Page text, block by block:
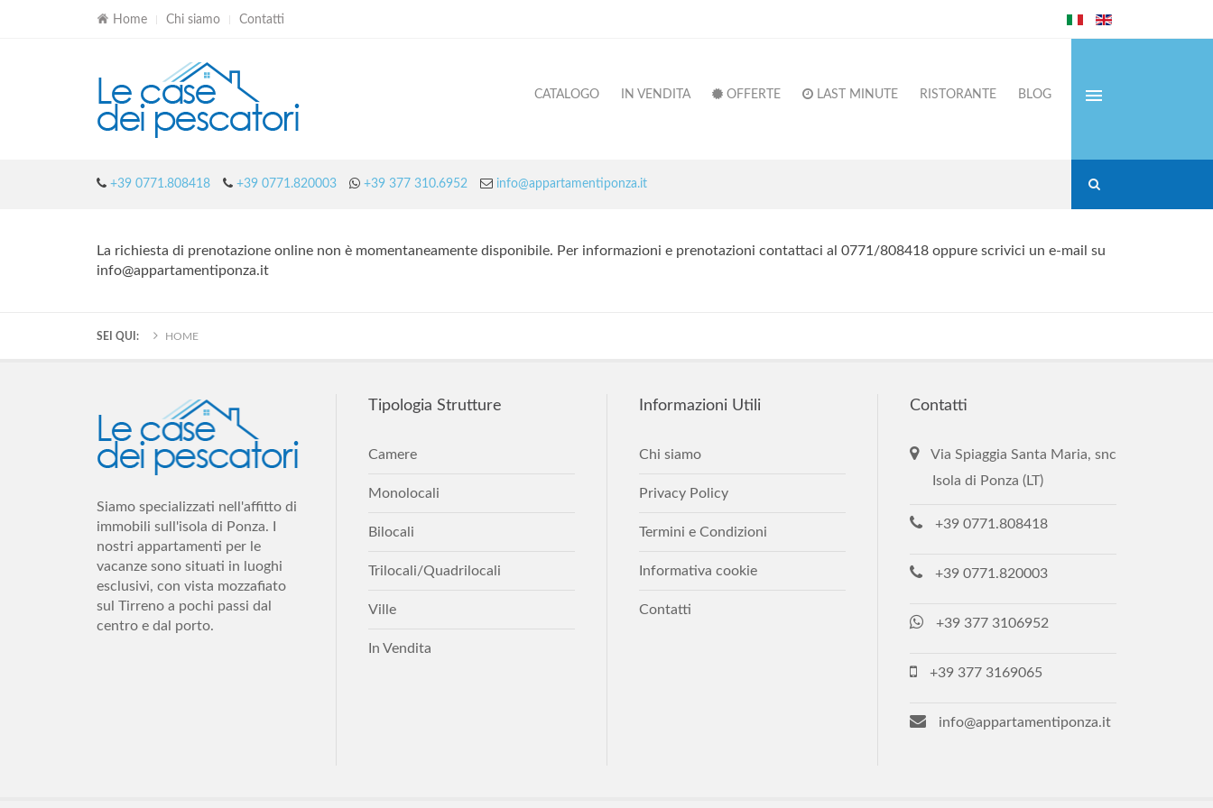
Home Chi siamo Contatti
CATALOGO IN VENDITA OFFERTE LAST MINUTE RISTORANTE BLOG
+39 0771.808418 +39 0771.820003 +39 377 310.6952 info@appartamentiponza.it
La richiesta di prenotazione online non è momentaneamente disponibile. Per informazioni e prenotazioni contattaci al 0771/808418 oppure scrivici un e-mail su
info@appartamentiponza.it
SEI QUI: HOME
Siamo specializzati nell'affitto di
immobili sull'isola di Ponza. I
nostri appartamenti per le
vacanze sono situati in luoghi
esclusivi, con vista mozzafiato
sul Tirreno a pochi passi dal
centro e dal porto.
Tipologia Strutture
Camere
Monolocali
Bilocali
Trilocali/Quadrilocali
Ville
In Vendita
Informazioni Utili
Chi siamo
Privacy Policy
Termini e Condizioni
Informativa cookie
Contatti
Contatti
Via Spiaggia Santa Maria, snc
Isola di Ponza (LT)
+39 0771.808418
+39 0771.820003
+39 377 3106952
+39 377 3169065
info@appartamentiponza.it